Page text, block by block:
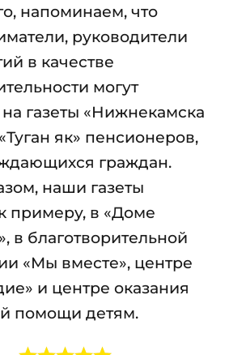
напоминаем, что
руководители
в качестве
могут
газеты «Нижнекамска
як» пенсионеров,
граждан.
наши газеты
примеру, в «Доме
в благотворительной
«Мы вместе», центре
и центре оказания
помощи детям.